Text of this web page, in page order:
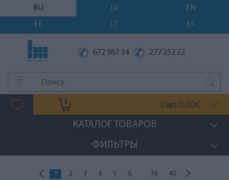
RU LV
EN
EE
LT ES
672 967 34 277 252 22
0 шт. 0.00€
КАТАЛОГ ТОВАРОВ
ФИЛЬТРЫ
1 2 3 4 5 6 39 40